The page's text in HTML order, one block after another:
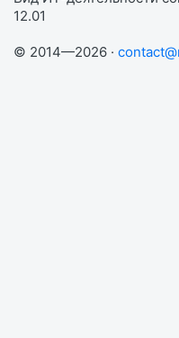
12.01
© 2014—2026 ·